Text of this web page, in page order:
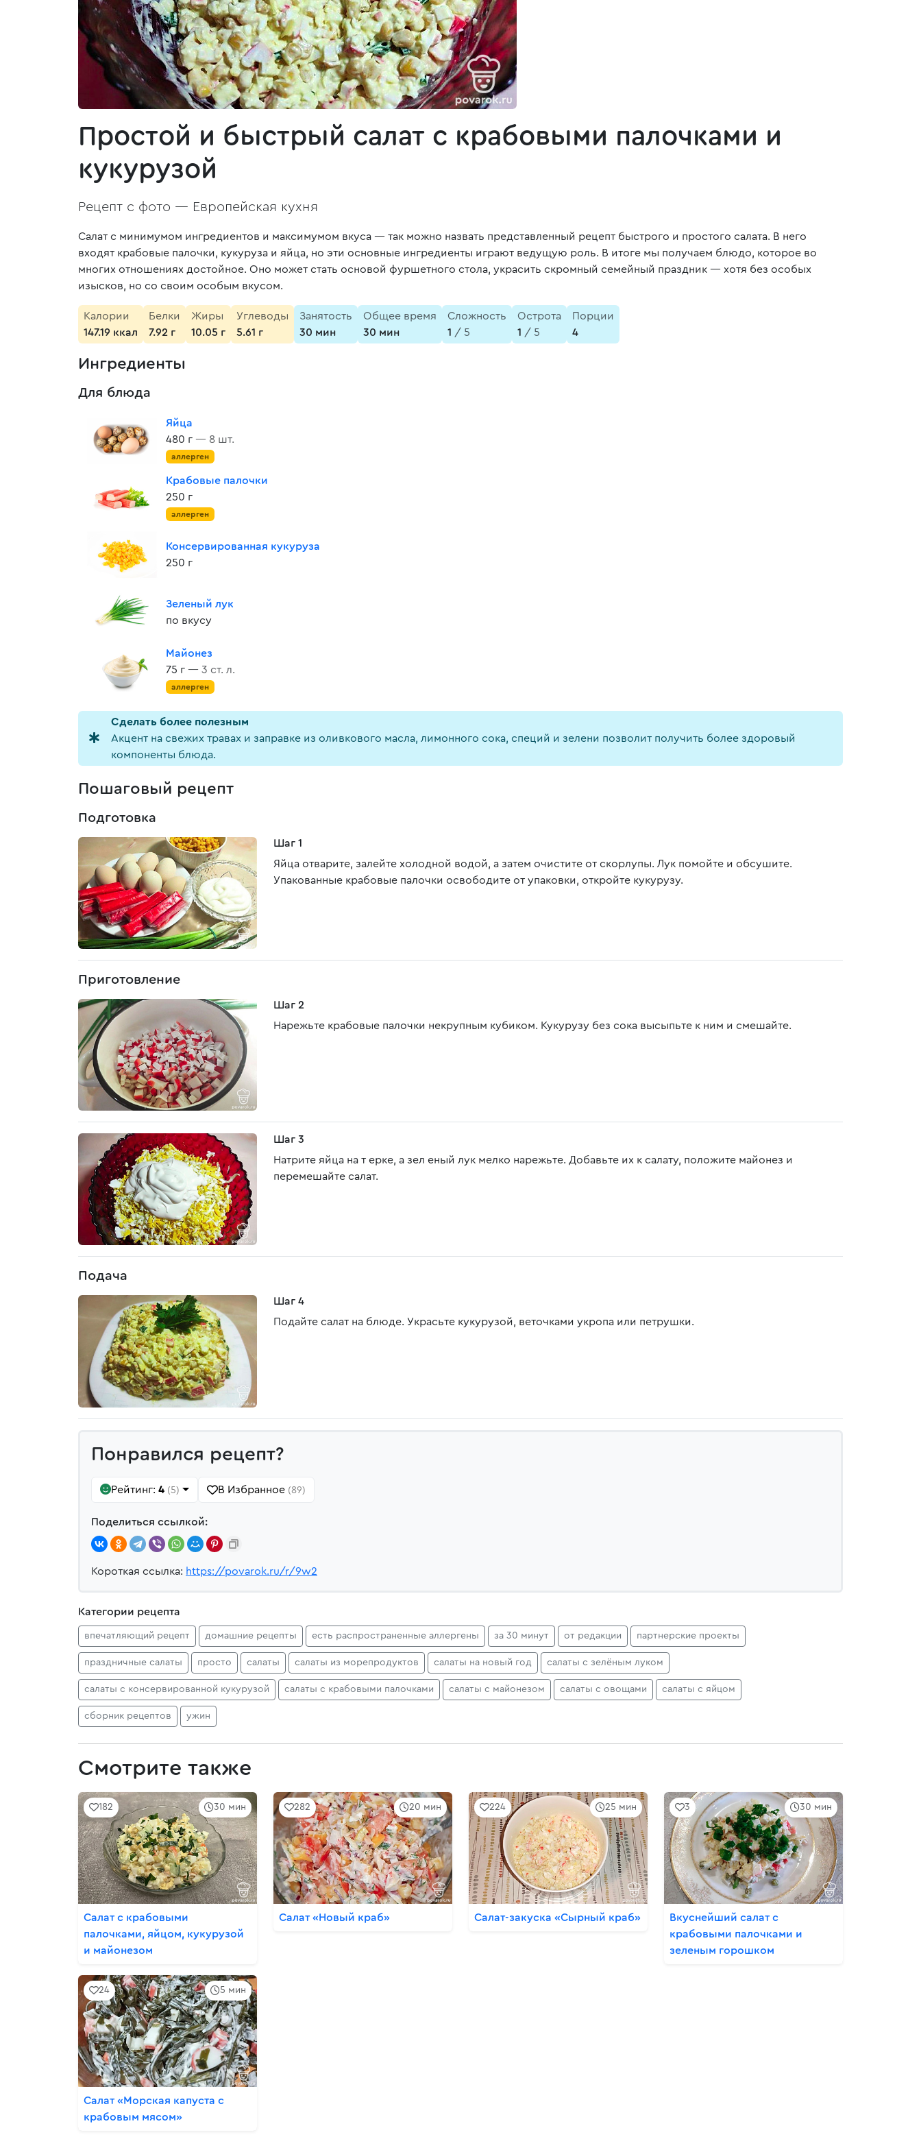
Простой и быстрый салат с крабовыми палочками и
кукурузой
Рецепт с фото — Европейская кухня
Салат с минимумом ингредиентов и максимумом вкуса — так можно назвать представленный рецепт быстрого и простого салата. В него
входят крабовые палочки, кукуруза и яйца, но эти основные ингредиенты играют ведущую роль. В итоге мы получаем блюдо, которое во
многих отношениях достойное. Оно может стать основой фуршетного стола, украсить скромный семейный праздник — хотя без особых
изысков, но со своим особым вкусом.
Калории
147.19 ккал
Белки
7.92 г
Жиры
10.05 г
Углеводы
5.61 г
Занятость
30 мин
Общее время
30 мин
Сложность
1 / 5
Острота
1 / 5
Порции
4
Ингредиенты
Для блюда
Яйца
480 г — 8 шт.
аллерген
Крабовые палочки
250 г
аллерген
Консервированная кукуруза
250 г
Зеленый лук
по вкусу
Майонез
75 г — 3 ст. л.
аллерген
Cделать более полезным
Акцент на свежих травах и заправке из оливкового масла, лимонного сока, специй и зелени позволит получить более здоровый
компоненты блюда.
Пошаговый рецепт
Подготовка
Шаг 1
Яйца отварите, залейте холодной водой, а затем очистите от скорлупы. Лук помойте и обсушите.
Упакованные крабовые палочки освободите от упаковки, откройте кукурузу.
Приготовление
Шаг 2
Нарежьте крабовые палочки некрупным кубиком. Кукурузу без сока высыпьте к ним и смешайте.
Шаг 3
Натрите яйца на т ерке, а зел еный лук мелко нарежьте. Добавьте их к салату, положите майонез и
перемешайте салат.
Подача
Шаг 4
Подайте салат на блюде. Украсьте кукурузой, веточками укропа или петрушки.
Понравился рецепт?
Рейтинг: 4 (5) В Избранное (89)
Поделиться ссылкой:
Короткая ссылка: https://povarok.ru/r/9w2
Категории рецепта
впечатляющий рецепт домашние рецепты есть распространенные аллергены за 30 минут от редакции партнерские проекты
праздничные салаты просто салаты салаты из морепродуктов салаты на новый год салаты с зелёным луком
салаты с консервированной кукурузой салаты с крабовыми палочками салаты с майонезом салаты с овощами салаты с яйцом
сборник рецептов ужин
Смотрите также
30 мин
182
Салат с крабовыми
палочками, яйцом, кукурузой
и майонезом
20 мин
282
Салат «Новый краб»
25 мин
224
Салат-закуска «Сырный краб»
30 мин
3
Вкуснейший салат с
крабовыми палочками и
зеленым горошком
5 мин
24
Салат «Морская капуста с
крабовым мясом»